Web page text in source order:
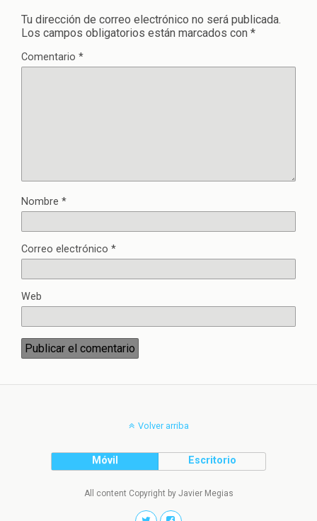
Tu dirección de correo electrónico no será publicada.
Los campos obligatorios están marcados con *
Comentario *
Nombre *
Correo electrónico *
Web
Volver arriba
Móvil Escritorio
All content Copyright by Javier Megias